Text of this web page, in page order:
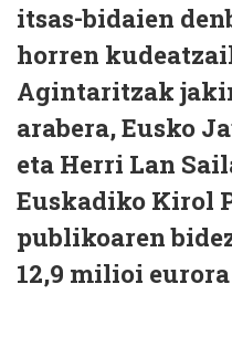
itsas-bidaien
horren
Agintaritzak
arabera, Eusko
eta Herri Lan
Euskadiko Kirol
publikoaren
12,9 milioi